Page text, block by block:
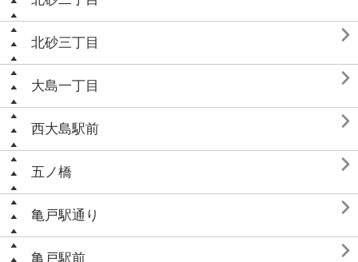
北砂三丁目 
大島一丁目 
西大島駅前 
五ノ橋 
亀戸駅通り 
亀戸駅前 